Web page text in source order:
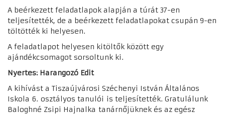
A beérkezett feladatlapok alapján a túrát 37-en
teljesítették, de a beérkezett feladatlapokat csupán 9-en
töltötték ki helyesen.
A feladatlapot helyesen kitöltők között egy
ajándékcsomagot sorsoltunk ki.
Nyertes: Harangozó Edit
A kihívást a Tiszaújvárosi Széchenyi István Általános
Iskola 6. osztályos tanulói is teljesítették. Gratulálunk
Baloghné Zsipi Hajnalka tanárnőjüknek és az egész